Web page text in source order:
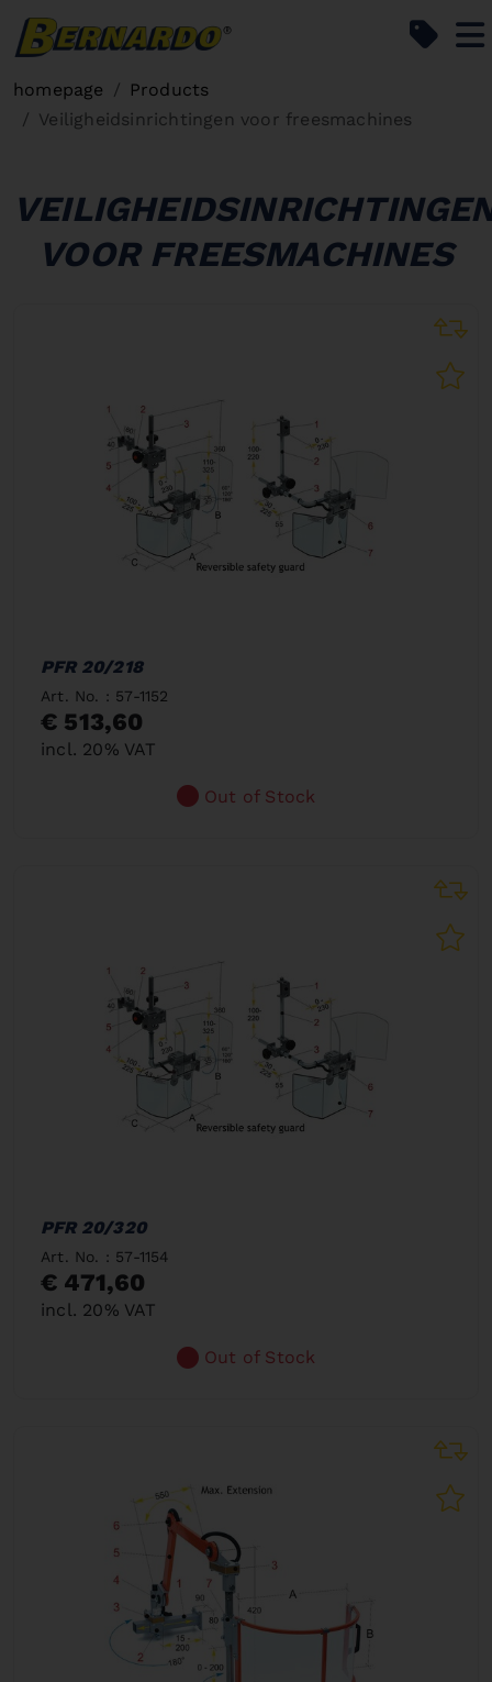
homepage
Products
Veiligheidsinrichtingen voor freesmachines
VOOR FREESMACHINES
PFR 20/218
Art. No. : 57-1152
€ 513,60
incl. 20% VAT
Out of Stock
PFR 20/320
Art. No. : 57-1154
€ 471,60
incl. 20% VAT
Out of Stock